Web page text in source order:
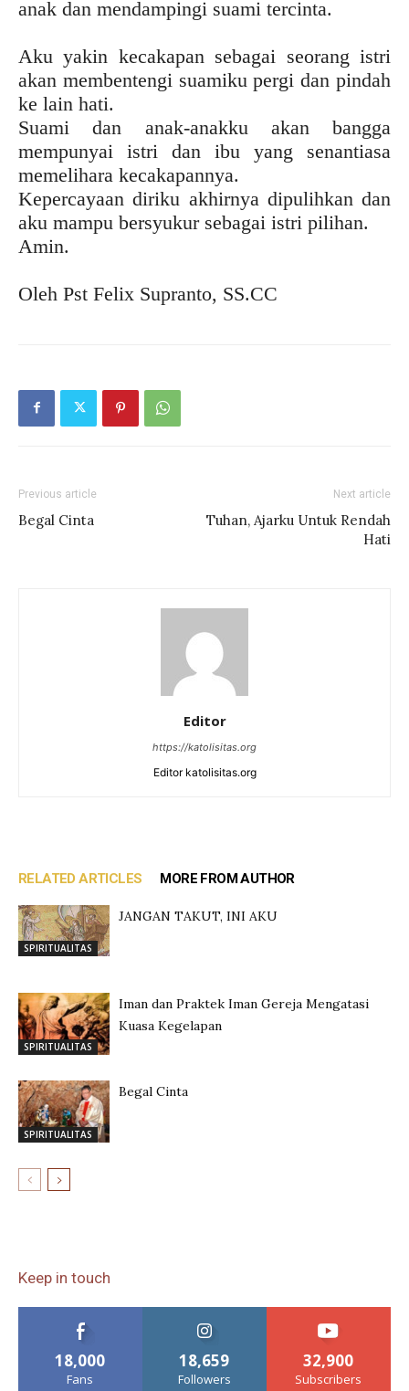
anak dan mendampingi suami tercinta.
Aku yakin kecakapan sebagai seorang istri
akan membentengi suamiku pergi dan pindah
ke lain hati.
Suami dan anak-anakku akan bangga
mempunyai istri dan ibu yang senantiasa
memelihara kecakapannya.
Kepercayaan diriku akhirnya dipulihkan dan
aku mampu bersyukur sebagai istri pilihan.
Amin.
Oleh Pst Felix Supranto, SS.CC
Previous article
Begal Cinta
Next article
Tuhan, Ajarku Untuk Rendah
Hati
Editor
https://katolisitas.org
Editor katolisitas.org
RELATED ARTICLES MORE FROM AUTHOR
SPIRITUALITAS
JANGAN TAKUT, INI AKU
SPIRITUALITAS
Iman dan Praktek Iman Gereja Mengatasi
Kuasa Kegelapan
SPIRITUALITAS
Begal Cinta
Keep in touch
18,000
Fans
18,659
Followers
32,900
Subscribers